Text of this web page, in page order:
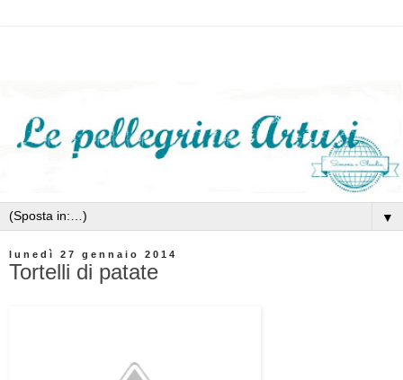
▼
lunedì 27 gennaio 2014
Tortelli di patate